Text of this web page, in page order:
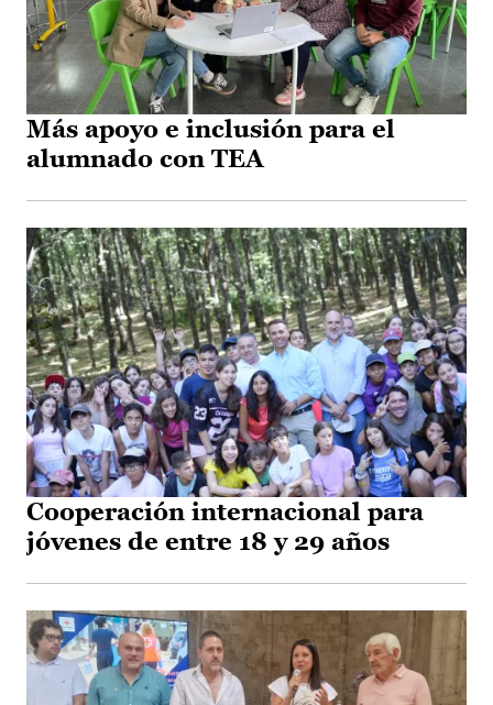
Más apoyo e inclusión para el
alumnado con TEA
Cooperación internacional para
jóvenes de entre 18 y 29 años